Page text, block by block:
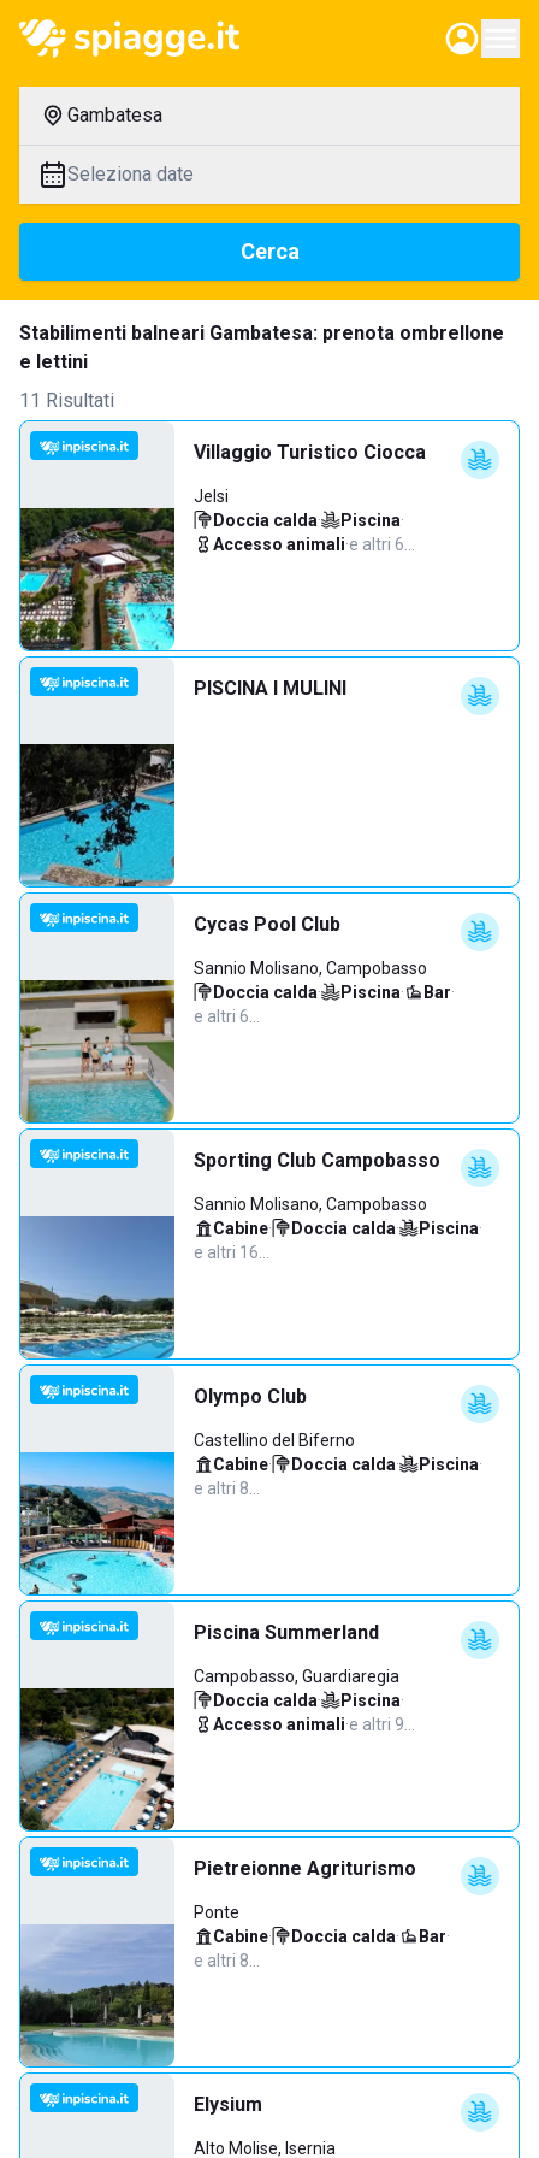
Gambatesa
Seleziona date
Cerca
Stabilimenti balneari Gambatesa: prenota ombrellone
e lettini
11 Risultati
Villaggio Turistico Ciocca
Jelsi
Doccia calda· Piscina·
Accesso animali·e altri 6…
PISCINA I MULINI
Cycas Pool Club
Sannio Molisano, Campobasso
Doccia calda· Piscina· Bar·
e altri 6…
Sporting Club Campobasso
Sannio Molisano, Campobasso
Cabine· Doccia calda· Piscina·
e altri 16…
Olympo Club
Castellino del Biferno
Cabine· Doccia calda· Piscina·
e altri 8…
Piscina Summerland
Campobasso, Guardiaregia
Doccia calda· Piscina·
Accesso animali·e altri 9…
Pietreionne Agriturismo
Ponte
Cabine· Doccia calda· Bar·
e altri 8…
Elysium
Alto Molise, Isernia